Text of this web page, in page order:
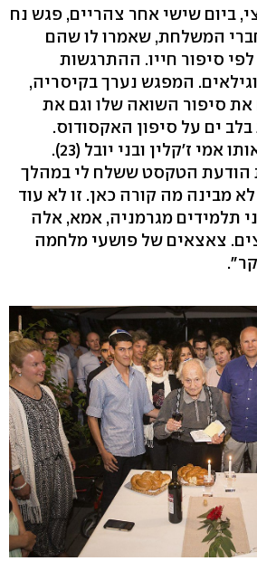
ביום שישי אחר צהריים, פגש נח
המשלחת, שאמרו לו שהם
סיפור חייו. ההתרגשות
המפגש נערך בקיסריה,
את סיפור השואה שלו וגם את
בלב ים על סיפון האקסודוס.
לפגישה ההיא ליוו אותו אמי ז'קלין ובני יובל (23).
הודעת הטקסט ששלח לי במהלך
מבינה מה קורה כאן. זו לא עוד
תלמידים מגרמניה, אמא, אלה
צאצאים של פושעי מלחמה